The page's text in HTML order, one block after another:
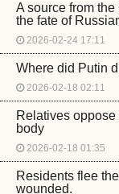
A source from
the fate of
2026-02-24 17:11
Where did Putin
2026-02-18 02:11
Relatives
body
2026-02-18 01:35
Residents flee
wounded.